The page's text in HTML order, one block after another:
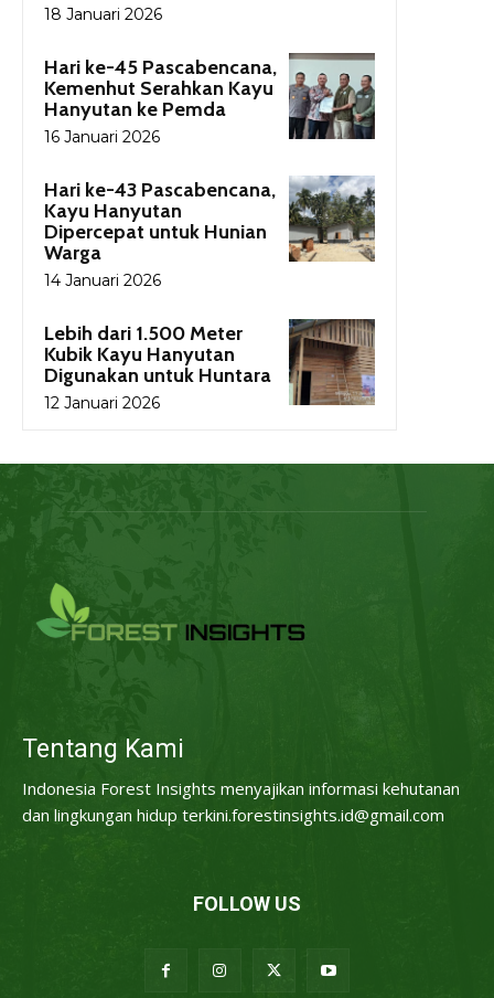
18 Januari 2026
Hari ke-45 Pascabencana,
Kemenhut Serahkan Kayu
Hanyutan ke Pemda
16 Januari 2026
Hari ke-43 Pascabencana,
Kayu Hanyutan
Dipercepat untuk Hunian
Warga
14 Januari 2026
Lebih dari 1.500 Meter
Kubik Kayu Hanyutan
Digunakan untuk Huntara
12 Januari 2026
Tentang Kami
Indonesia Forest Insights menyajikan informasi kehutanan
dan lingkungan hidup terkini.forestinsights.id@gmail.com
FOLLOW US